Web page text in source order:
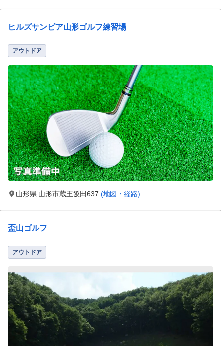
ヒルズサンピア山形ゴルフ練習場
アウトドア
山形県 山形市蔵王飯田637 (地図・経路)
盃山ゴルフ
アウトドア